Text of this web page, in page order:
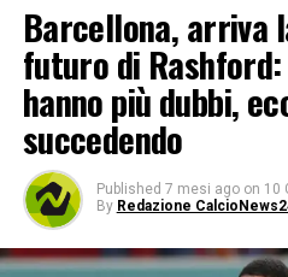
Barcellona, arriva
futuro di
hanno più dubbi,
succedendo
Published 7 mesi ago on 10
By Redazione